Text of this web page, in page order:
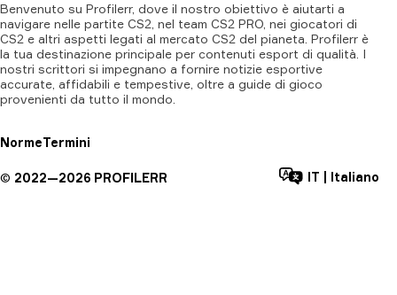
Benvenuto su Profilerr, dove il nostro obiettivo è aiutarti a
navigare nelle partite CS2, nel team CS2 PRO, nei giocatori di
CS2 e altri aspetti legati al mercato CS2 del pianeta. Profilerr è
la tua destinazione principale per contenuti esport di qualità. I
nostri scrittori si impegnano a fornire notizie esportive
accurate, affidabili e tempestive, oltre a guide di gioco
provenienti da tutto il mondo.
NormeTermini
© 2022—2026 PROFILERR IT Italiano